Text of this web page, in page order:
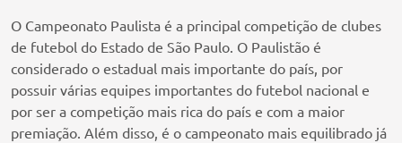
O Campeonato Paulista é a principal competição de clubes
de futebol do Estado de São Paulo. O Paulistão é
considerado o estadual mais importante do país, por
possuir várias equipes importantes do futebol nacional e
por ser a competição mais rica do país e com a maior
premiação. Além disso, é o campeonato mais equilibrado já